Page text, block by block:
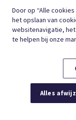
DUTCH (BELGIUM)
FRANÇAIS
COOKIE-INSTELLINGEN
Door op “Alle
het opslaan van
websitenavigatie,
te helpen bij onze
Alles